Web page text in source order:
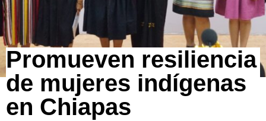
Promueven resiliencia
de mujeres indígenas
en Chiapas